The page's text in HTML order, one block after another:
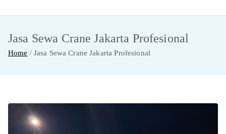
Berat
Indon
Jasa Sewa Crane Jakarta Profesional
Home Jasa Sewa Crane Jakarta Profesional